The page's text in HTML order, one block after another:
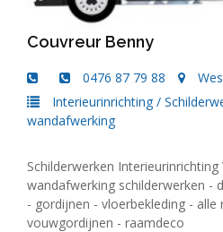
Couvreur Benny
0476 87 79 88
Interieurinrichting /
wandafwerking
Schilderwerken
wandafwerking schilderwerken -
- gordijnen - vloerbekleding -
vouwgordijnen - raamdeco